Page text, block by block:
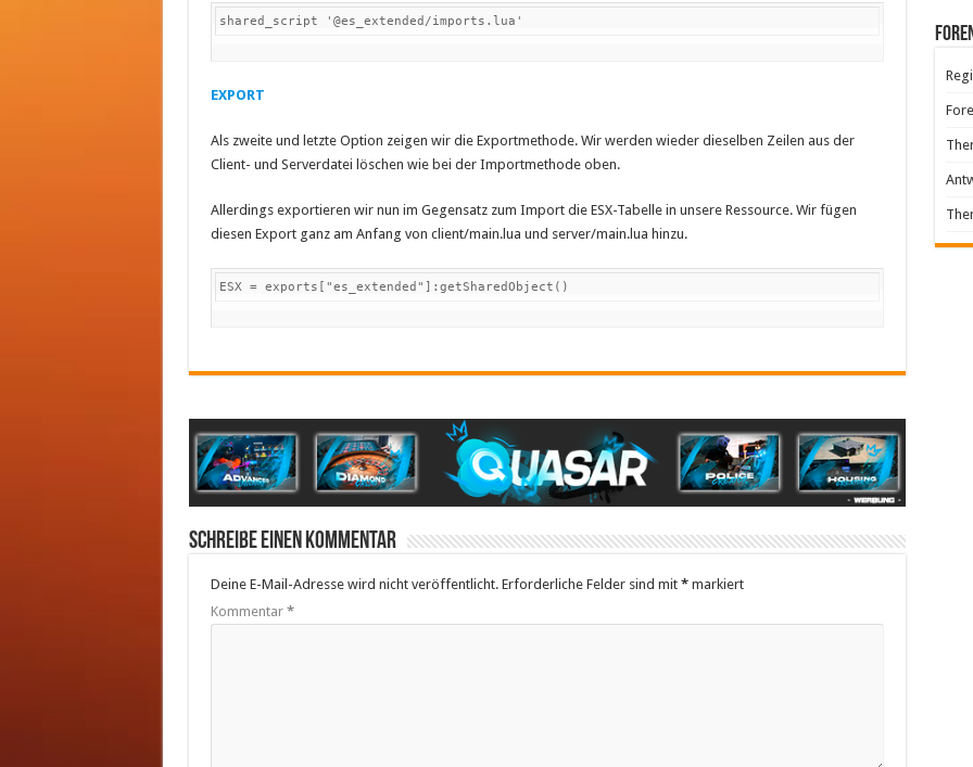
shared_script '@es_extended/imports.lua'
EXPORT
Als zweite und letzte Option zeigen wir die Exportmethode. Wir werden wieder dieselben Zeilen aus der
Client- und Serverdatei löschen wie bei der Importmethode oben.
Allerdings exportieren wir nun im Gegensatz zum Import die ESX-Tabelle in unsere Ressource. Wir fügen
diesen Export ganz am Anfang von client/main.lua und server/main.lua hinzu.
ESX = exports["es_extended"]:getSharedObject()
Schreibe einen Kommentar
Deine E-Mail-Adresse wird nicht veröffentlicht. Erforderliche Felder sind mit *markiert
Kommentar *